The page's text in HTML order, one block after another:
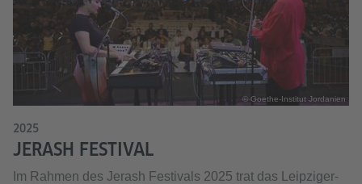
© Goethe-Institut Jordanien
2025
JERASH FESTIVAL
Im Rahmen des Jerash Festivals 2025 trat das Leipziger-